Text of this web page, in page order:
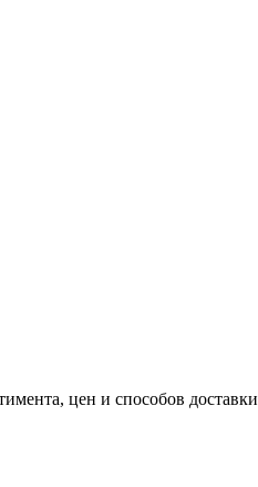
цен и способов доставки